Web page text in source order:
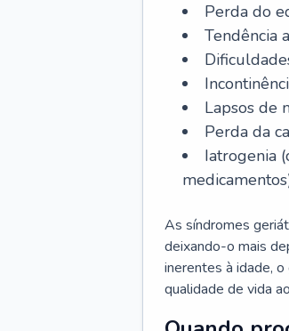
Perda do
Tendência
Lapsos de
Perda da
Iatrogenia
As síndromes
deixando-o mais
inerentes à idade,
qualidade de vida